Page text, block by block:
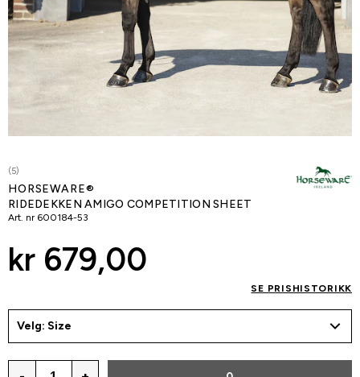
(5)
HORSEWARE®
RIDEDEKKEN AMIGO COMPETITION SHEET
Art. nr 600184-53
kr 679,00
SE PRISHISTORIKK
Velg: Size